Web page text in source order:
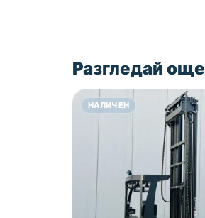
Разгледай още
НАЛИЧЕН